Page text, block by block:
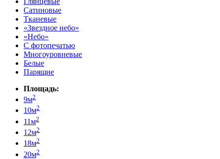
Сатиновые
Тканевые
«Звездное небо»
«Небо»
С фотопечатью
Многоуровневые
Белые
Парящие
Площадь:
9м2
10м2
11м2
12м2
18м2
20м2